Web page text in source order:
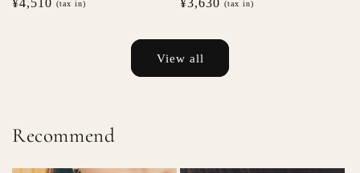
通
¥4,510 (tax in)
通
価
格
¥3,630 (tax in)
View all
Recommend